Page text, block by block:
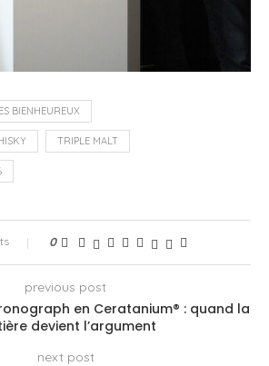
BIENHEUREUX
TRIPLE MALT
0
previous post
en Ceratanium® : quand la
devient l’argument
next post